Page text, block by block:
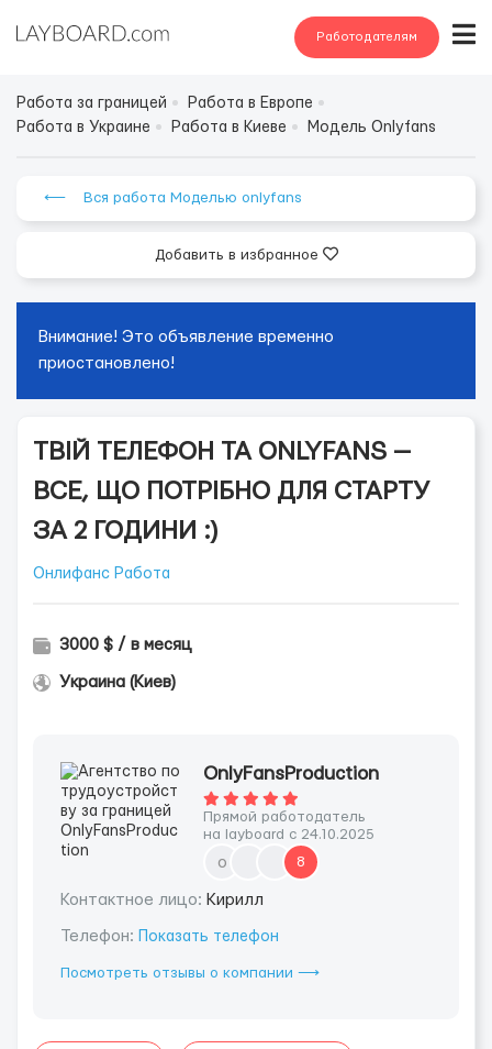
Работодателям
Работа за границей
Работа в Европе
Работа в Украине
Работа в Киеве Модель Onlyfans
⟵ Вся работа Моделью onlyfans
Добавить в избранное
Внимание! Это объявление временно
приостановлено!
ТВІЙ ТЕЛЕФОН ТА ONLYFANS —
ВСЕ, ЩО ПОТРІБНО ДЛЯ СТАРТУ
ЗА 2 ГОДИНИ :)
Онлифанс Работа
3000 $ / в месяц
Украина (Киев)
OnlyFansProduction
Прямой работодатель
на layboard с 24.10.2025
o 8
Контактное лицо: Кирилл
Телефон: Показать телефон
Посмотреть отзывы о компании ⟶